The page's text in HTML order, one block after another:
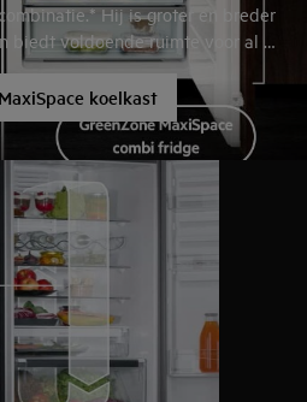
Hij is groter en breder
biedt voldoende ruimte voor al je
koel-vriescombinatie.
koelkast